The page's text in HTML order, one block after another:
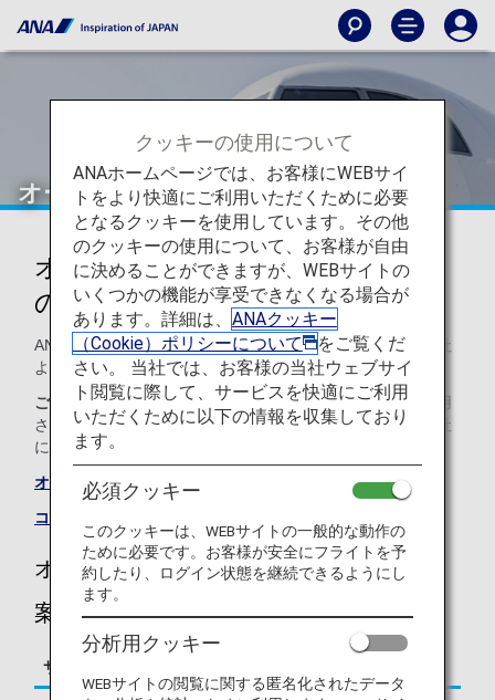
オーストリア航空（OS）
オーストリア航空のコードシェア
のご案内
ANAとのコードシェア便のサービスは以下のとおり運航会社
より提供されます。
ご注意コードシェア便は通例、運航会社の規約や条件が適用
されます。詳細については、ご予約時、もしくは各運航会社
に直接お問い合わせください。
オーストリア航空のサイト
コードシェア便一覧
オーストリア航空（OS）のフライトのご
案内
サービス
クッキーの使用について
ANAホームページでは、お客様にWEBサイ
トをより快適にご利用いただくために必要
となるクッキーを使用しています。その他
のクッキーの使用について、お客様が自由
に決めることができますが、WEBサイトの
いくつかの機能が享受できなくなる場合が
あります。詳細は、 ANAクッキー
（Cookie）ポリシーについて
をご覧くだ
さい。 当社では、お客様の当社ウェブサイ
ト閲覧に際して、サービスを快適にご利用
いただくために以下の情報を収集しており
ます。
必須クッキー
このクッキーは、WEBサイトの一般的な動作の
ために必要です。お客様が安全にフライトを予
約したり、ログイン状態を継続できるようにし
ます。
分析用クッキー
WEBサイトの閲覧に関する匿名化されたデータ